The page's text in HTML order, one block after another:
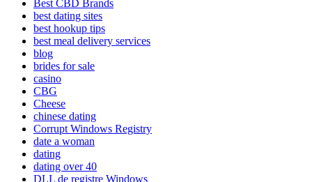
Best CBD Brands
best dating sites
best hookup tips
best meal delivery services
blog
brides for sale
casino
CBG
Cheese
chinese dating
Corrupt Windows Registry
date a woman
dating
dating over 40
DLL de registre Windows